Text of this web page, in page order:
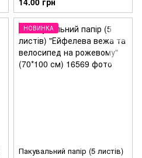
НОВИНКА
Пакувальний папір (5 листів)